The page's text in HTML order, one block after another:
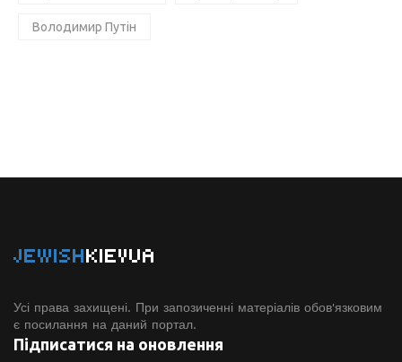
Володимир Путін
JEWISHKIEVUA
Усі права захищені. При запозиченні матеріалів обов'язковим
є посилання на даний портал.
Підписатися на оновлення